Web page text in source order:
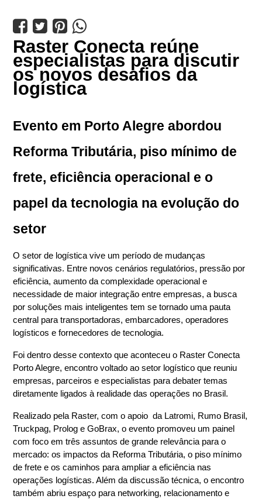
   
Raster Conecta reúne
especialistas para discutir
os novos desafios da
logística
Evento em Porto Alegre abordou
Reforma Tributária, piso mínimo de
frete, eficiência operacional e o
papel da tecnologia na evolução do
setor
O setor de logística vive um período de mudanças
significativas. Entre novos cenários regulatórios, pressão por
eficiência, aumento da complexidade operacional e
necessidade de maior integração entre empresas, a busca
por soluções mais inteligentes tem se tornado uma pauta
central para transportadoras, embarcadores, operadores
logísticos e fornecedores de tecnologia.
Foi dentro desse contexto que aconteceu o Raster Conecta
Porto Alegre, encontro voltado ao setor logístico que reuniu
empresas, parceiros e especialistas para debater temas
diretamente ligados à realidade das operações no Brasil.
Realizado pela Raster, com o apoio  da Latromi, Rumo Brasil,
Truckpag, Prolog e GoBrax, o evento promoveu um painel
com foco em três assuntos de grande relevância para o
mercado: os impactos da Reforma Tributária, o piso mínimo
de frete e os caminhos para ampliar a eficiência nas
operações logísticas. Além da discussão técnica, o encontro
também abriu espaço para networking, relacionamento e